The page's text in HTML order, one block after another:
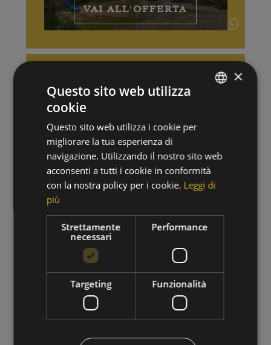
VAI ALL'OFFERTA
PERIODO DI ESCURSIONI
01/09/2026 - 30/09/2026
VAI ALL'OFFERTA
×
Questo sito web utilizza
cookie
Questo sito web utilizza i cookie per
migliorare la tua esperienza di
navigazione. Utilizzando il nostro sito web
acconsenti a tutti i cookie in conformità
con la nostra policy per i cookie. Leggi di
più
Strettamente
necessari
Performance
Targeting Funzionalità